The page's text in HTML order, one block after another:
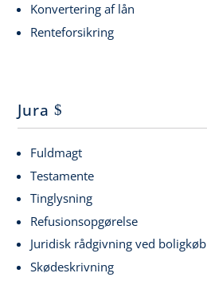
Konvertering af lån
Renteforsikring
Jura
Fuldmagt
Testamente
Tinglysning
Refusionsopgørelse
Juridisk rådgivning ved boligkøb
Skødeskrivning